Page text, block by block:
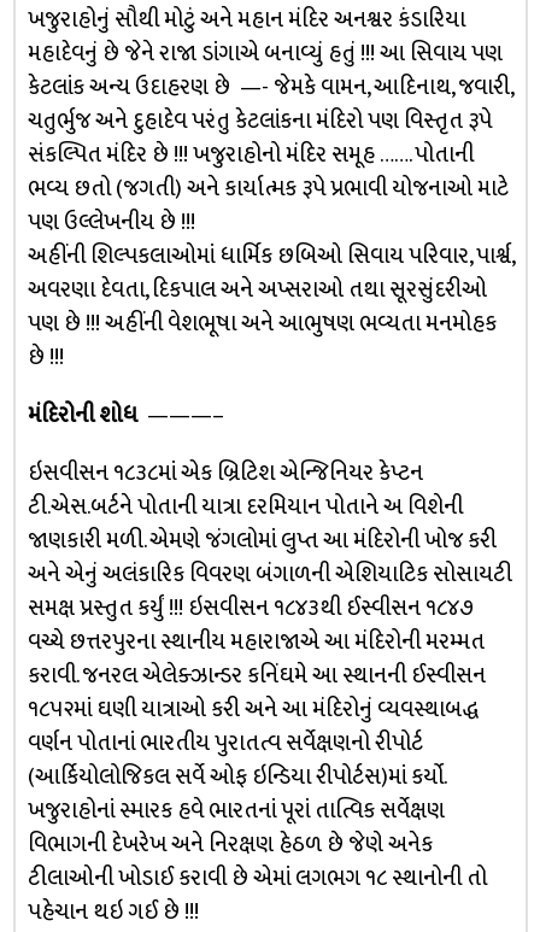
ખજુરાહોનું સૌથી મોટું અને મહાન મંદિર અનશ્વર કંડારિયા
મહાદેવનું છે જેને રાજા ડાંગાએ બનાવ્યું હતું !!! આ સિવાય પણ
કેટલાંક અન્ય ઉદાહરણ છે —- જેમકે વામન, આદિનાથ, જવારી,
ચતુર્ભુજ અને દુહાદેવ પરંતુ કેટલાંકના મંદિરો પણ વિસ્તૃત રૂપે
સંકલ્પિત મંદિર છે !!! ખજુરાહોનો મંદિર સમૂહ ……. પોતાની
ભવ્ય છતો (જગતી) અને કાર્યાત્મક રૂપે પ્રભાવી યોજનાઓ માટે
પણ ઉલ્લેખનીય છે !!!
અહીંની શિલ્પકલાઓમાં ધાર્મિક છબિઓ સિવાય પરિવાર, પાર્શ્વ,
અવરણા દેવતા, દિકપાલ અને અપ્સરાઓ તથા સૂરસુંદરીઓ
પણ છે !!! અહીંની વેશભૂષા અને આભુષણ ભવ્યતા મનમોહક
છે !!!
મંદિરોની શોધ———–
ઇસવીસન ૧૮૩૮માં એક બ્રિટિશ એન્જિનિયર કેપ્ટન
ટી.એસ.બર્ટને પોતાની યાત્રા દરમિયાન પોતાને અ વિશેની
જાણકારી મળી. એમણે જંગલોમાં લુપ્ત આ મંદિરોની ખોજ કરી
અને એનું અલંકારિક વિવરણ બંગાળની એશિયાટિક સોસાયટી
સમક્ષ પ્રસ્તુત કર્યું !!! ઇસવીસન ૧૮૪૩થી ઈસ્વીસન ૧૮૪૭
વચ્ચે છત્તરપુરના સ્થાનીય મહારાજાએ આ મંદિરોની મરમ્મત
કરાવી. જનરલ એલેક્ઝાન્ડર કનિંઘમે આ સ્થાનની ઈસ્વીસન
૧૮૫૨માં ઘણી યાત્રાઓ કરી અને આ મંદિરોનું વ્યવસ્થાબદ્ધ
વર્ણન પોતાનાં ભારતીય પુરાતત્વ સર્વેક્ષણનો રીપોર્ટ
(આર્કિયોલોજિકલ સર્વે ઓફ ઇન્ડિયા રીપોર્ટસ)માં કર્યો.
ખજુરાહોનાં સ્મારક હવે ભારતનાં પૂરાં તાત્વિક સર્વેક્ષણ
વિભાગની દેખરેખ અને નિરક્ષણ હેઠળ છે જેણે અનેક
ટીલાઓની ખોડાઈ કરાવી છે એમાં લગભગ ૧૮ સ્થાનોની તો
પહેચાન થઇ ગઈ છે !!!